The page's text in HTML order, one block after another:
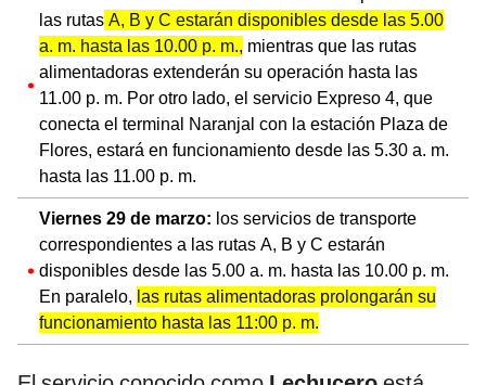
las rutas A, B y C estarán disponibles desde las 5.00
a. m. hasta las 10.00 p. m., mientras que las rutas
alimentadoras extenderán su operación hasta las
11.00 p. m. Por otro lado, el servicio Expreso 4, que
conecta el terminal Naranjal con la estación Plaza de
Flores, estará en funcionamiento desde las 5.30 a. m.
hasta las 11.00 p. m.
Viernes 29 de marzo: los servicios de transporte
correspondientes a las rutas A, B y C estarán
disponibles desde las 5.00 a. m. hasta las 10.00 p. m.
En paralelo, las rutas alimentadoras prolongarán su
funcionamiento hasta las 11:00 p. m.